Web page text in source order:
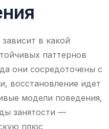
в какой
паттернов
они сосредоточены с
восстановление идет
модели поведения,
занятости —
плюс